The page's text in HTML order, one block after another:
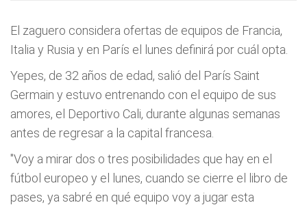
El zaguero considera ofertas de equipos de Francia,
Italia y Rusia y en Parí­s el lunes definirá por cuál opta.
Yepes, de 32 años de edad, salió del Parí­s Saint
Germain y estuvo entrenando con el equipo de sus
amores, el Deportivo Cali, durante algunas semanas
antes de regresar a la capital francesa.
"Voy a mirar dos o tres posibilidades que hay en el
fútbol europeo y el lunes, cuando se cierre el libro de
pases, ya sabré en qué equipo voy a jugar esta